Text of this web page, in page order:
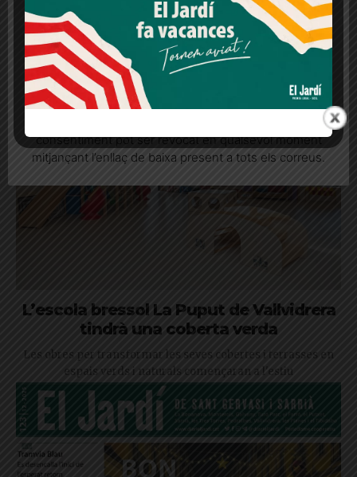
La visita de porcs senglars als barris de muntanya deixa
escenes de contenidors regirats, brutícia escampada i
excrements
L’escola bressol La Puput de Vallvidrera
tindrà una coberta verda
Les obres per transformar les seves cobertes i terrasses en
espais verds i naturals començaran a l'estiu
Més informació Acceptar Rebutjar tot
Quan l’usuari crea un compte al Diari el Jardí, dona el
seu consentiment explícit per rebre comunicacions
consentiment pot ser revocat en qualsevol moment
mitjançant l’enllaç de baixa present a tots els correus.